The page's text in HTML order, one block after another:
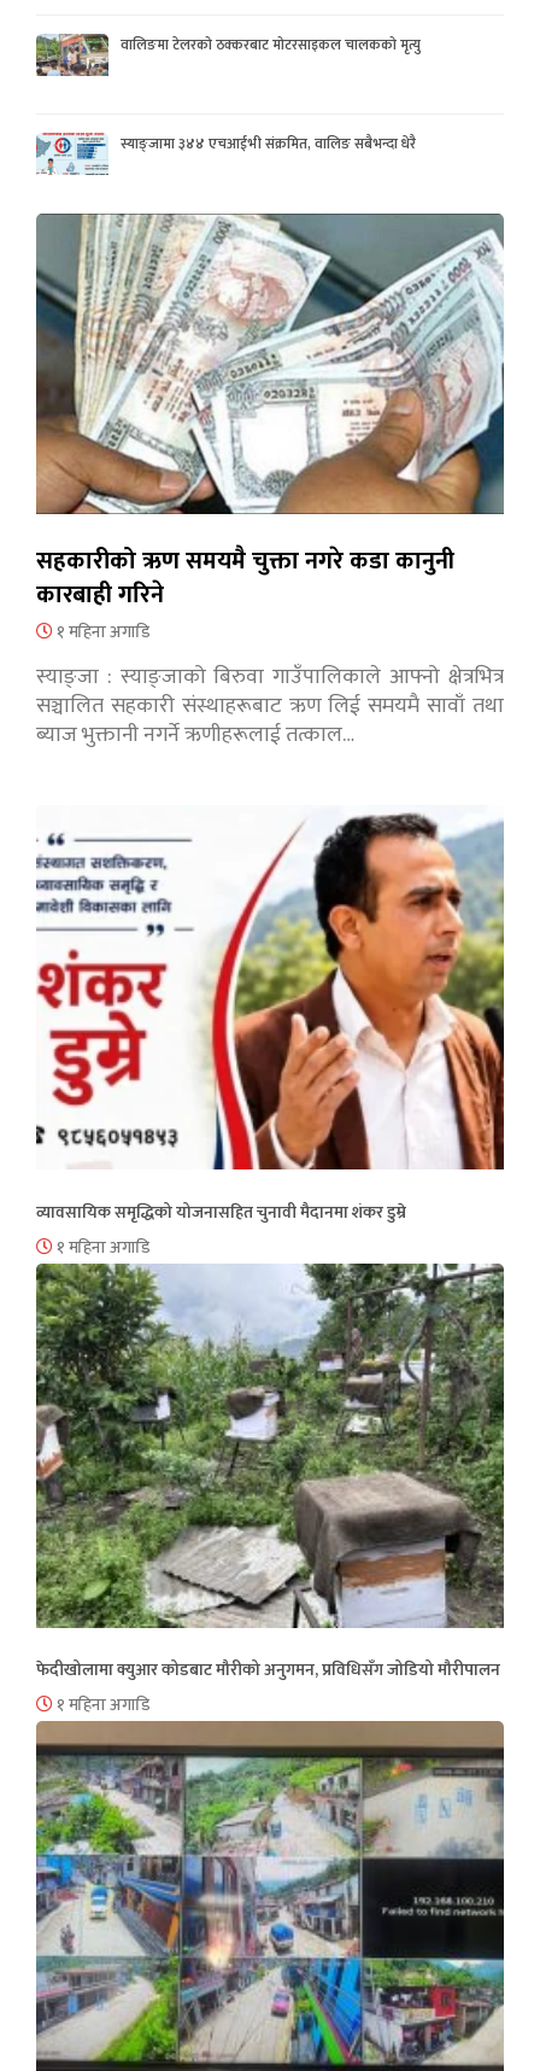
वालिङमा टेलरको ठक्करबाट मोटरसाइकल चालकको मृत्यु
स्याङ्जामा ३४४ एचआईभी संक्रमित, वालिङ सबैभन्दा धेरै
सहकारीको ऋण समयमै चुक्ता नगरे कडा कानुनी
कारबाही गरिने
१ महिना अगाडि
स्याङ्जा : स्याङ्जाको बिरुवा गाउँपालिकाले आफ्नो क्षेत्रभित्र
सञ्चालित सहकारी संस्थाहरूबाट ऋण लिई समयमै सावाँ तथा
ब्याज भुक्तानी नगर्ने ऋणीहरूलाई तत्काल…
व्यावसायिक समृद्धिको योजनासहित चुनावी मैदानमा शंकर डुम्रे
१ महिना अगाडि
फेदीखोलामा क्युआर कोडबाट मौरीको अनुगमन, प्रविधिसँग जोडियो मौरीपालन
१ महिना अगाडि